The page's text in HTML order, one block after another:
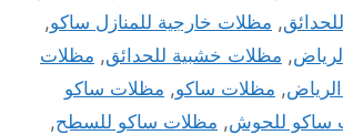
, مظلات خارجية للمنازل ساكو,
, مظلات خشبية للحدائق, مظلات
, مظلات ساكو, مظلات ساكو
ساكو للحوش, مظلات ساكو للسطح,